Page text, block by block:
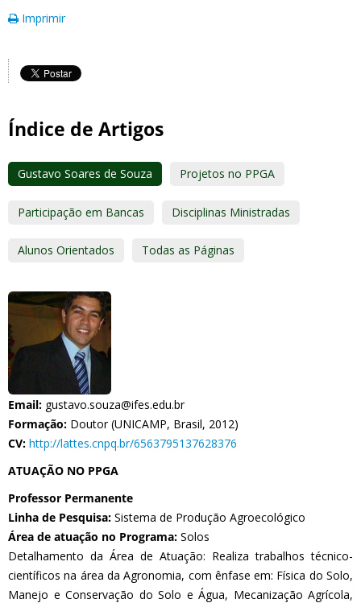
Imprimir
Índice de Artigos
Gustavo Soares de Souza Projetos no PPGA
Participação em Bancas Disciplinas Ministradas
Alunos Orientados Todas as Páginas
Email: gustavo.souza@ifes.edu.br
Formação: Doutor (UNICAMP, Brasil, 2012)
CV: http://lattes.cnpq.br/6563795137628376
ATUAÇÃO NO PPGA
Professor Permanente
Linha de Pesquisa: Sistema de Produção Agroecológico
Área de atuação no Programa: Solos
Detalhamento da Área de Atuação: Realiza trabalhos técnico-
científicos na área da Agronomia, com ênfase em: Física do Solo,
Manejo e Conservação do Solo e Água, Mecanização Agrícola,